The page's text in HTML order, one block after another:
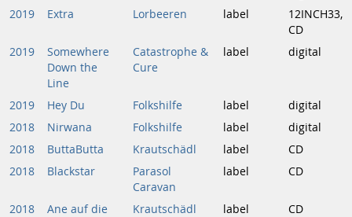
2019
Extra Lorbeeren label
12INCH33,
CD
2019
Somewhere
Down the
Line
Catastrophe &
Cure
label digital
2019 Hey Du Folkshilfe label
digital
2018
Nirwana Folkshilfe label
digital
2018
ButtaButta Krautschädl label
CD
2018
Blackstar
Parasol
Caravan
label CD
2018
Ane auf die
Krautschädl label CD